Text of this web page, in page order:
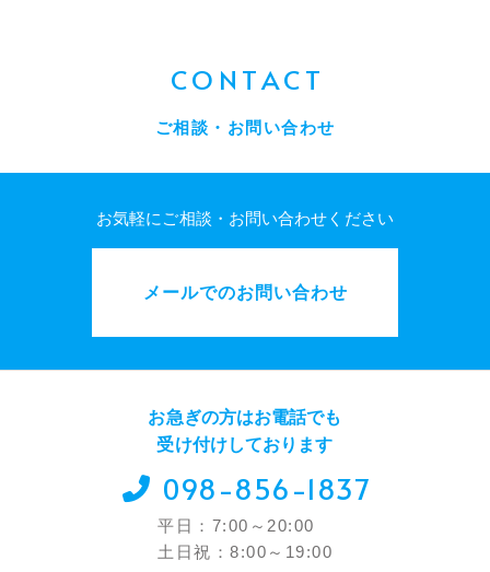
CONTACT
ご相談・お問い合わせ
お気軽にご相談・お問い合わせください
メールでのお問い合わせ
お急ぎの方はお電話でも
受け付けしております
098-856-1837
平日：7:00～20:00
土日祝：8:00～19:00